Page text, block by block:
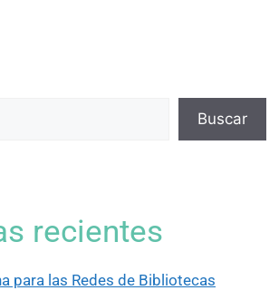
Buscar
recientes
para las Redes de Bibliotecas